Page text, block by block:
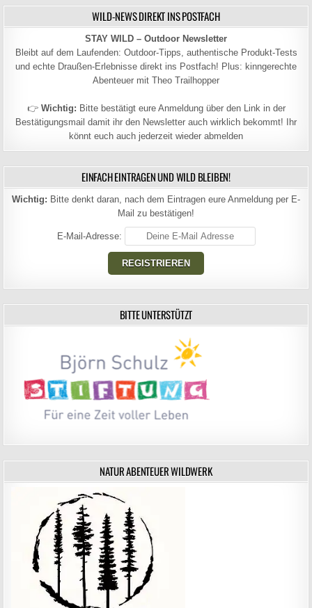
WILD-NEWS DIREKT INS POSTFACH
STAY WILD – Outdoor Newsletter
Bleibt auf dem Laufenden: Outdoor-Tipps, authentische Produkt-Tests
und echte Draußen-Erlebnisse direkt ins Postfach! Plus: kinngerechte
Abenteuer mit Theo Trailhopper
👉 Wichtig: Bitte bestätigt eure Anmeldung über den Link in der
Bestätigungsmail damit ihr den Newsletter auch wirklich bekommt! Ihr
könnt euch auch jederzeit wieder abmelden
EINFACH EINTRAGEN UND WILD BLEIBEN!
Wichtig: Bitte denkt daran, nach dem Eintragen eure Anmeldung per E-
Mail zu bestätigen!
E-Mail-Adresse:
BITTE UNTERSTÜTZT
NATUR ABENTEUER WILDWERK